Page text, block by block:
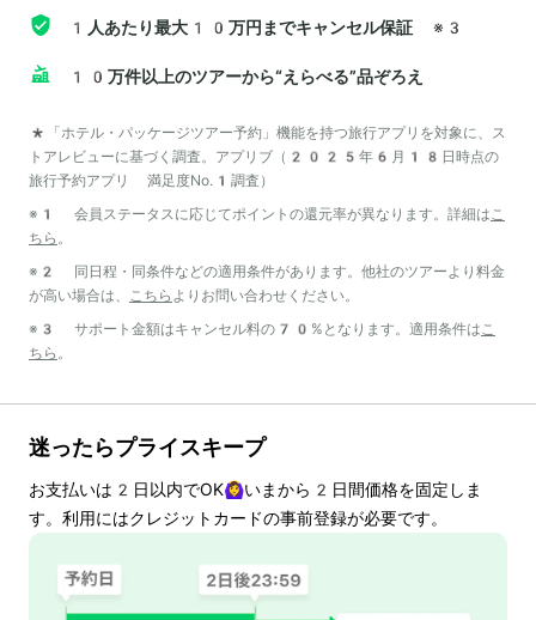
1人あたり最大10万円までキャンセル保証 ※3
10万件以上のツアーから“えらべる”品ぞろえ
*「ホテル・パッケージツアー予約」機能を持つ旅行アプリを対象に、ス
トアレビューに基づく調査。アプリブ（2025年6月18日時点の
旅行予約アプリ 満足度No.1調査）
※1 会員ステータスに応じてポイントの還元率が異なります。詳細は こ
ちら 。
※2 同日程・同条件などの適用条件があります。他社のツアーより料金
が高い場合は、
こちら よりお問い合わせください。
※3 サポート金額はキャンセル料の70%となります。適用条件は こ
ちら 。
迷ったらプライスキープ
お支払いは 2 日以内でOK🙆‍♀️いまから 2 日間価格を固定しま
す。利用にはクレジットカードの事前登録が必要です。